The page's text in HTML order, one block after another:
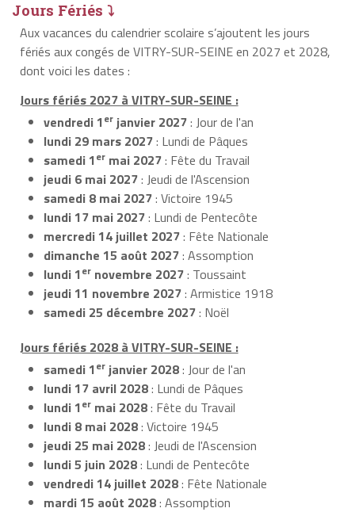
Jours Fériés ⤵
Aux vacances du calendrier scolaire s’ajoutent les jours
fériés aux congés de VITRY-SUR-SEINE en 2027 et 2028,
dont voici les dates :
Jours fériés 2027 à VITRY-SUR-SEINE :
vendredi 1er janvier 2027: Jour de l'an
lundi 29 mars 2027: Lundi de Pâques
samedi 1er mai 2027: Fête du Travail
jeudi 6 mai 2027: Jeudi de l'Ascension
samedi 8 mai 2027: Victoire 1945
lundi 17 mai 2027: Lundi de Pentecôte
mercredi 14 juillet 2027: Fête Nationale
dimanche 15 août 2027: Assomption
lundi 1er novembre 2027: Toussaint
jeudi 11 novembre 2027: Armistice 1918
samedi 25 décembre 2027: Noël
Jours fériés 2028 à VITRY-SUR-SEINE :
samedi 1er janvier 2028: Jour de l'an
lundi 17 avril 2028: Lundi de Pâques
lundi 1er mai 2028: Fête du Travail
lundi 8 mai 2028: Victoire 1945
jeudi 25 mai 2028: Jeudi de l'Ascension
lundi 5 juin 2028: Lundi de Pentecôte
vendredi 14 juillet 2028: Fête Nationale
mardi 15 août 2028: Assomption